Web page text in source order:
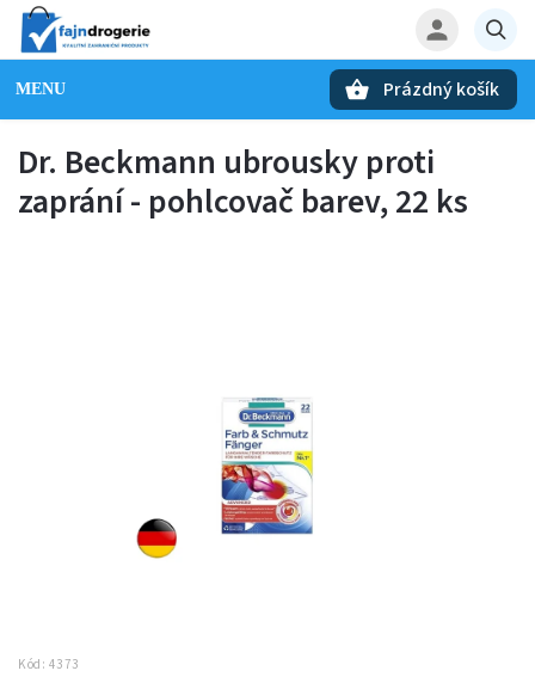
Prázdný košík
Dr. Beckmann ubrousky proti
zaprání - pohlcovač barev, 22 ks
Kód: 4373